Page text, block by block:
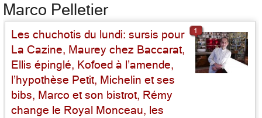
Marco Pelletier
Les chuchotis du lundi: sursis pour
La Cazine, Maurey chez Baccarat,
Ellis épinglé, Kofoed à l’amende,
l’hypothèse Petit, Michelin et ses
bibs, Marco et son bistrot, Rémy
change le Royal Monceau, les
1